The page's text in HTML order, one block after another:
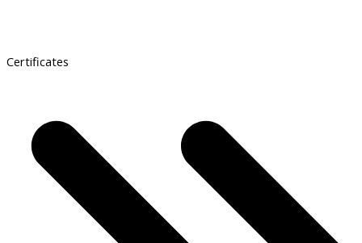
Certificates